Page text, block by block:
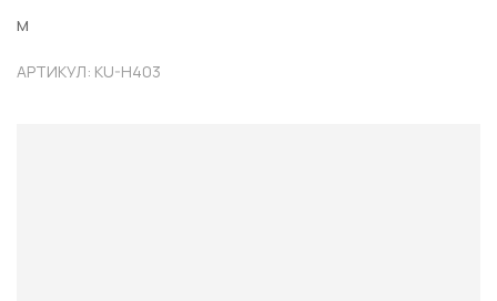
м
АРТИКУЛ: KU-H403